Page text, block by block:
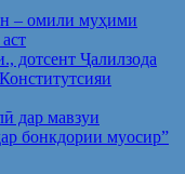
– омили муҳими
дотсент Ҷалилзода
дар мавзуи
бонкдории муосир”